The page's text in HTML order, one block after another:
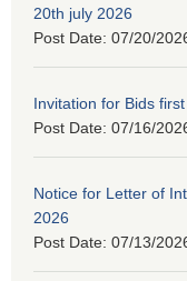
20th july 2026
Post Date: 07/20/
Invitation for Bids
Post Date: 07/16/
Notice for Letter of
2026
Post Date: 07/13/